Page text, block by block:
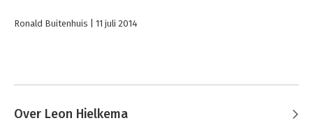
Ronald Buitenhuis 11 juli 2014
Over Leon Hielkema